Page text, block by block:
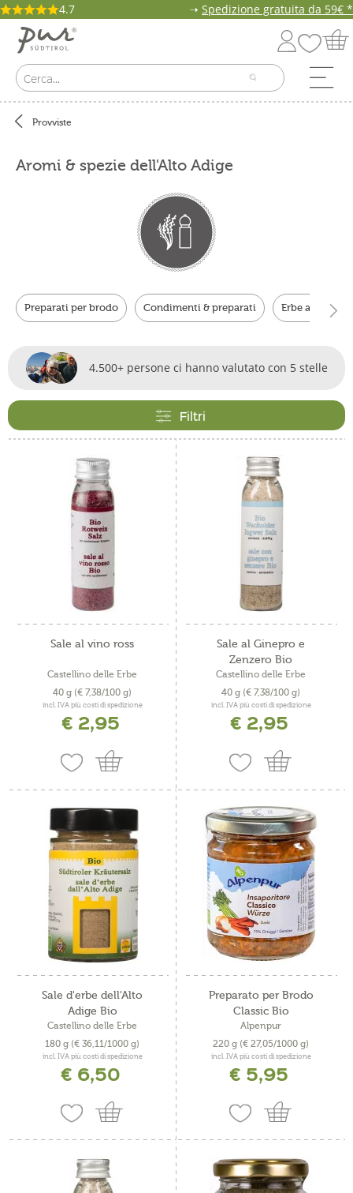
4.7 ➝ Spedizione gratuita da 59€ *
Provviste
Aromi & spezie dell'Alto Adige
Preparati per brodo Condimenti & preparati Erbe
4.500+ persone ci hanno valutato con 5 stelle
Filtri
Sale al vino ross
Castellino delle Erbe
40 g (€ 7,38/100 g)
incl. IVA più costi di spedizione
€ 2,95
Sale al Ginepro e
Zenzero Bio
Castellino delle Erbe
40 g (€ 7,38/100 g)
incl. IVA più costi di spedizione
€ 2,95
Sale d'erbe dell'Alto
Adige Bio
Castellino delle Erbe
180 g (€ 36,11/1000 g)
incl. IVA più costi di spedizione
€ 6,50
Preparato per Brodo
Classic Bio
Alpenpur
220 g (€ 27,05/1000 g)
incl. IVA più costi di spedizione
€ 5,95